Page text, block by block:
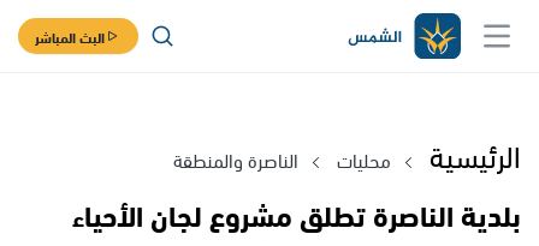
البث المباشر
الرئيسية محليات الناصرة والمنطقة
بلدية الناصرة تطلق مشروع لجان الأحياء